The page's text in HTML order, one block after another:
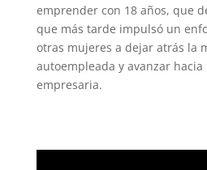
emprender con 18 años, que
que más tarde impulsó un
otras mujeres a dejar atrás la
autoempleada y avanzar
empresaria.